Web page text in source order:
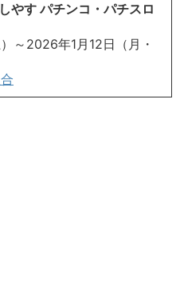
やす パチンコ・パチスロ
～2026年1月12日（月・